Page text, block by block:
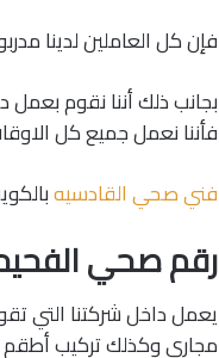
فإن كل العاملين لدينا
بجانب ذلك أننا نقوم
فأننا نعمل جميع كل
فني صحي القادسيه
رقم صحي
يعمل داخل شركتنا التي
مجاري وكذلك تركيب أطقم